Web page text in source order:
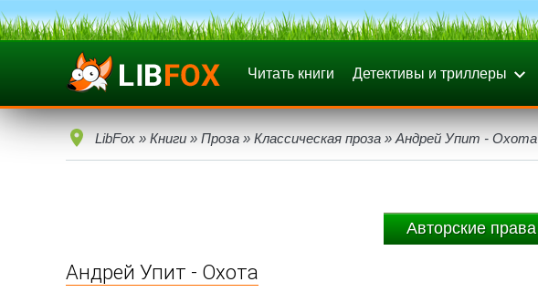
Читать книги Детективы и триллеры
LibFox » Книги » Проза » Классическая проза » Андрей Упит - Охота
Авторские права
Андрей Упит - Охота